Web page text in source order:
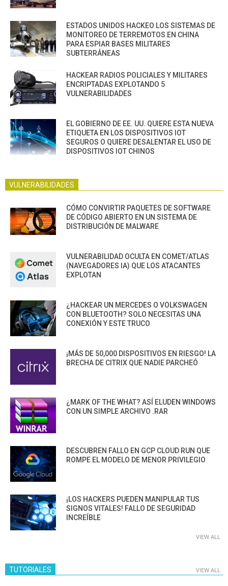
ESTADOS UNIDOS HACKEO LOS SISTEMAS DE
MONITOREO DE TERREMOTOS EN CHINA
PARA ESPIAR BASES MILITARES
SUBTERRÁNEAS
HACKEAR RADIOS POLICIALES Y MILITARES
ENCRIPTADAS EXPLOTANDO 5
VULNERABILIDADES
EL GOBIERNO DE EE. UU. QUIERE ESTA NUEVA
ETIQUETA EN LOS DISPOSITIVOS IOT
SEGUROS O QUIERE DESALENTAR EL USO DE
DISPOSITIVOS IOT CHINOS
VULNERABILIDADES
CÓMO CONVIRTIR PAQUETES DE SOFTWARE
DE CÓDIGO ABIERTO EN UN SISTEMA DE
DISTRIBUCIÓN DE MALWARE
VULNERABILIDAD OCULTA EN COMET/ATLAS
(NAVEGADORES IA) QUE LOS ATACANTES
EXPLOTAN
¿HACKEAR UN MERCEDES O VOLKSWAGEN
CON BLUETOOTH? SOLO NECESITAS UNA
CONEXIÓN Y ESTE TRUCO
¡MÁS DE 50,000 DISPOSITIVOS EN RIESGO! LA
BRECHA DE CITRIX QUE NADIE PARCHEÓ
¿MARK OF THE WHAT? ASÍ ELUDEN WINDOWS
CON UN SIMPLE ARCHIVO .RAR
DESCUBREN FALLO EN GCP CLOUD RUN QUE
ROMPE EL MODELO DE MENOR PRIVILEGIO
¡LOS HACKERS PUEDEN MANIPULAR TUS
SIGNOS VITALES! FALLO DE SEGURIDAD
INCREÍBLE
VIEW ALL
TUTORIALES VIEW ALL